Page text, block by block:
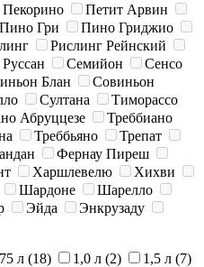
Пекорино
Петит Арвин
Пино Гри
Пино Гриджио
Рислинг Рейнский
Руссан Семийон
Сенсо
Блан
Совиньон
Султана
Тиморассо
Абруццезе
Треббиано
Треббьяно
Трепат
Фернау Пиреш
Харшлевелю
Хихви
Шардоне
Шарелло
Эйда
Энкрузаду
л (18) 1,0 л (2) 1,5 л (7)